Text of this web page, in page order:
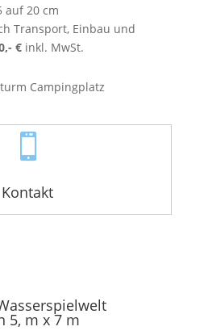
auf 20 cm
Transport, Einbau und
€inkl. MwSt.

Kontakt
5, m x 7 m